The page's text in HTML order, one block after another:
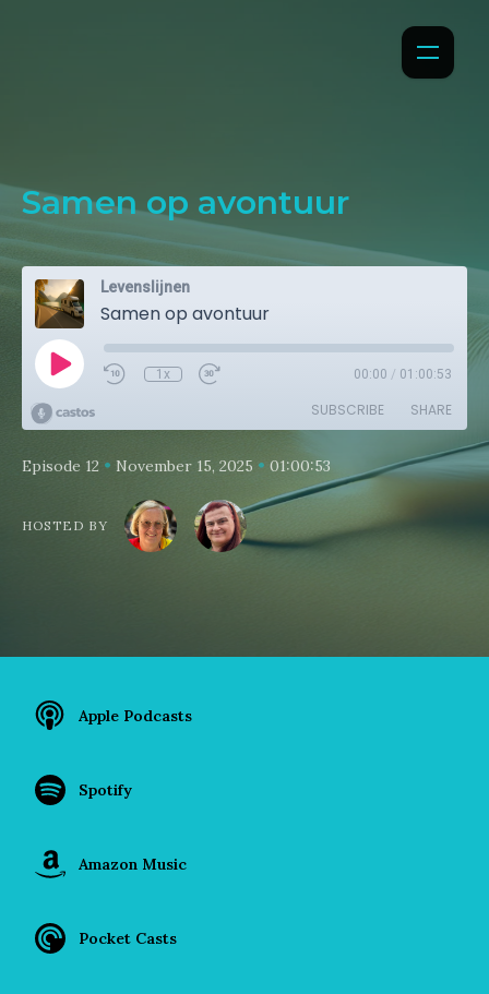
Samen op avontuur
Levenslijnen
Samen op avontuur
1x 00:00 / 01:00:53
SUBSCRIBE SHARE
Episode 12 • November 15, 2025 • 01:00:53
HOSTED BY
Apple Podcasts
Spotify
Amazon Music
Pocket Casts